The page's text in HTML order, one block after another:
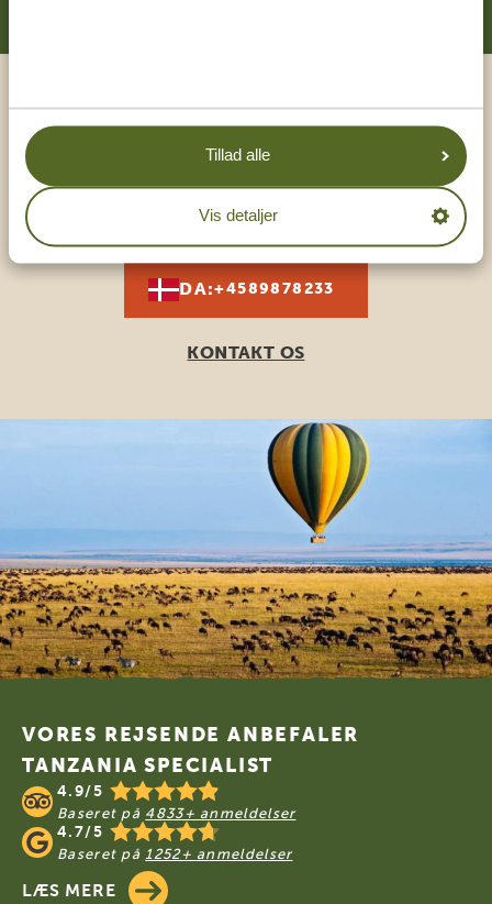
Tillad alle
Vis detaljer
Ring til en ekspert
VORES SPECIALISTER SIDDER KLAR TIL AT
HJÆLPE DIG
DA:+4589878233
KONTAKT OS
Footer
VORES REJSENDE ANBEFALER
TANZANIA SPECIALIST
4.9/5
Baseret på 4833+ anmeldelser
4.7/5
Baseret på1252+ anmeldelser
LÆS MERE